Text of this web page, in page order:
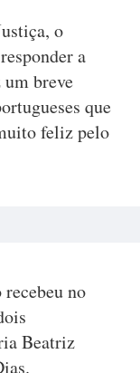
o
a
breve
que
feliz pelo
no
Beatriz